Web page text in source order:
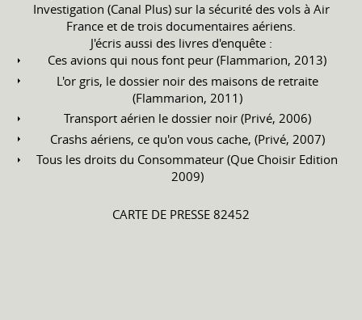
Investigation (Canal Plus) sur la sécurité des vols à Air
France et de trois documentaires aériens.
J'écris aussi des livres d'enquête :
Ces avions qui nous font peur (Flammarion, 2013)
L'or gris, le dossier noir des maisons de retraite
(Flammarion, 2011)
Transport aérien le dossier noir (Privé, 2006)
Crashs aériens, ce qu'on vous cache, (Privé, 2007)
Tous les droits du Consommateur (Que Choisir Edition
2009)
CARTE DE PRESSE 82452